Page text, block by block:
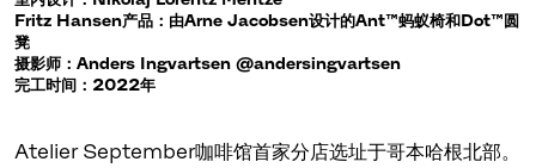
Fritz Hansen产品：由Arne Jacobsen设计的Ant™蚂蚁椅和Dot™圆
凳
摄影师：Anders Ingvartsen @andersingvartsen
完工时间：2022年
Atelier September咖啡馆首家分店选址于哥本哈根北部。